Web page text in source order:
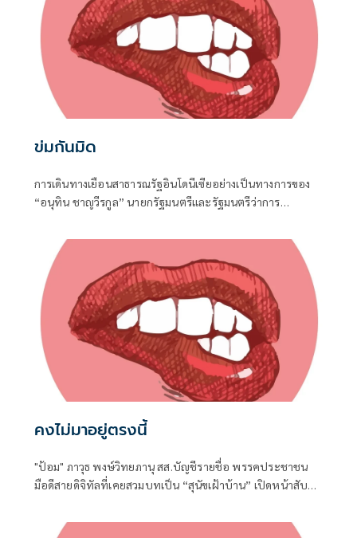
ข่มกันมิด
การเดินทางเยือนสาธารณรัฐอินโดนีเซียอย่างเป็นทางการของ
“อนุทิน ชาญวีรกูล” นายกรัฐมนตรีและรัฐมนตรีว่าการ
ประวัติศาสตร์ ที่สะท้อนถึงเกียรติภูมิอันโดดเด่นของ
ประเทศไทยบนเวทีโลกได้อย่างชัดเจน
คงไม่มาอยู่ตรงนี้
"ป้อม" ภาวุธ พงษ์วิทยภานุ สส.บัญชีรายชื่อ พรรคประชาชน
มือดีสายดิจิทัลที่เคยสวมบทเป็น “สุนัขเฝ้าบ้าน” เปิดหน้าสับ
กระทรวงดิจิทัลเพื่อเศรษฐกิจและสังคม (ดีอี)